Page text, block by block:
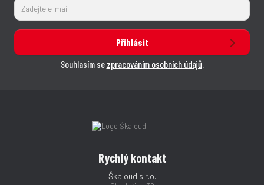
Přihlásit
Souhlasím se zpracováním osobních údajů.
Rychlý kontakt
Škaloud s.r.o.